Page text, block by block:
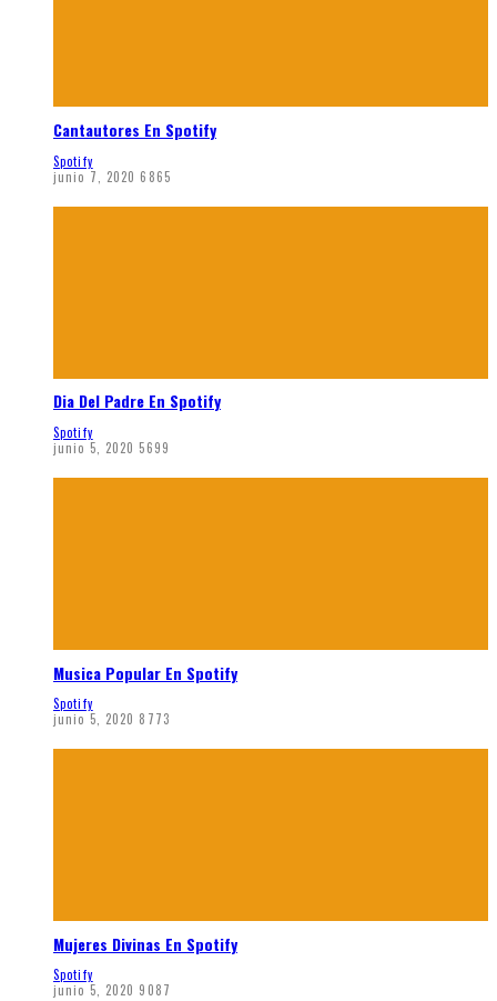
Cantautores En Spotify
Spotify
junio 7, 2020 6865
Dia Del Padre En Spotify
Spotify
junio 5, 2020 5699
Musica Popular En Spotify
Spotify
junio 5, 2020 8773
Mujeres Divinas En Spotify
Spotify
junio 5, 2020 9087